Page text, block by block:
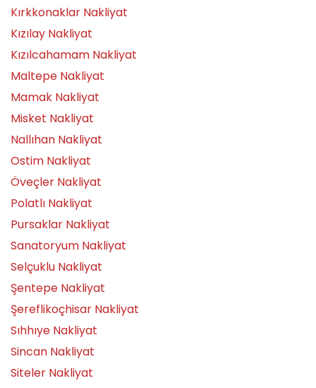
Kırkkonaklar Nakliyat
Kızılay Nakliyat
Kızılcahamam Nakliyat
Maltepe Nakliyat
Mamak Nakliyat
Misket Nakliyat
Nallıhan Nakliyat
Ostim Nakliyat
Öveçler Nakliyat
Polatlı Nakliyat
Pursaklar Nakliyat
Sanatoryum Nakliyat
Selçuklu Nakliyat
Şentepe Nakliyat
Şereflikoçhisar Nakliyat
Sıhhıye Nakliyat
Sincan Nakliyat
Siteler Nakliyat